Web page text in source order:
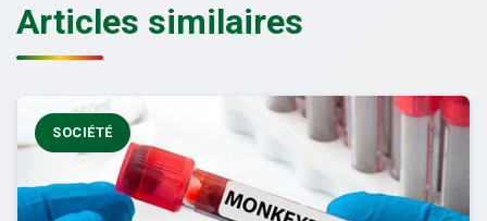
Articles similaires
SOCIÉTÉ